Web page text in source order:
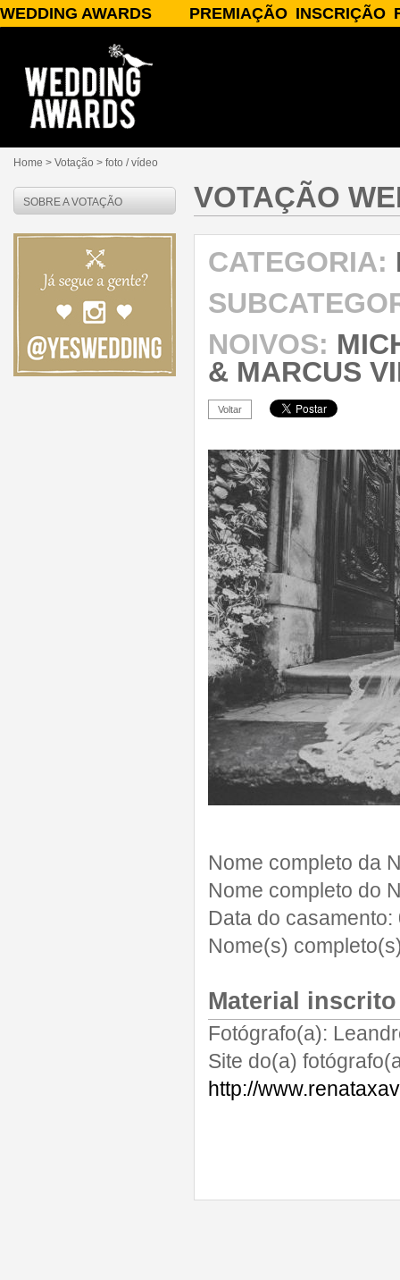
WEDDING AWARDS
PATROCÍNIO/APOIO
PARCEIROS
PUBLICIDADE
PERGUNTAS FREQUENTES
CONTATO
PREMIAÇÃO INSCRIÇÃO
Home > Votação > foto / vídeo
SOBRE A VOTAÇÃO
VOTAÇÃO
CATEGORIA:
NOIVOS:
& MARCUS
Voltar
Nome completo da
Nome completo do
Data do casamento:
Nome(s)
Material inscrito
Fotógrafo(a):
Site do(a)
http://